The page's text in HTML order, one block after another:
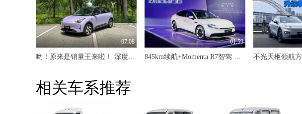
07:08
哟！原来是销量王来啦！ 深度试驾吉利星愿
01:59
845km续航+Momenta R7智驾 MG07预售12.59万-16.59万
相关车系推荐